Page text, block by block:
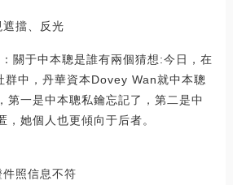
擋、反光
關于中本聰是誰有兩個猜想:今日，在
群中，丹華資本Dovey Wan就中本聰
第一是中本聰私鑰忘記了，第二是中
，她個人也更傾向于后者。
照信息不符